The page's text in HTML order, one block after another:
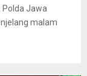
Jawa
malam